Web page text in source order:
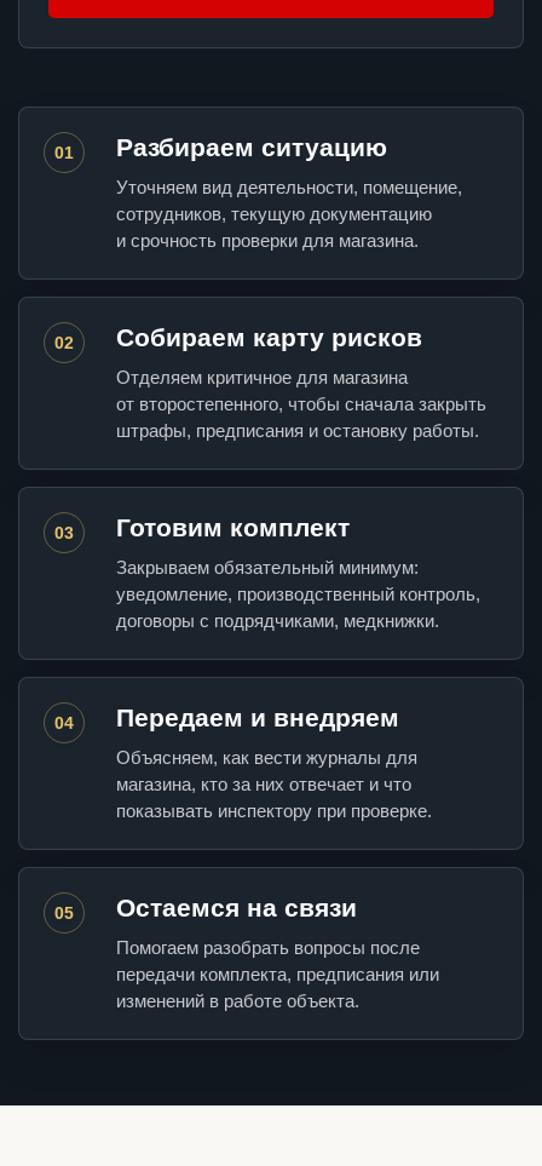
01 Разбираем ситуацию
Уточняем вид деятельности, помещение,
сотрудников, текущую документацию
и срочность проверки для магазина.
02 Собираем карту рисков
Отделяем критичное для магазина
от второстепенного, чтобы сначала закрыть
штрафы, предписания и остановку работы.
03 Готовим комплект
Закрываем обязательный минимум:
уведомление, производственный контроль,
договоры с подрядчиками, медкнижки.
04 Передаем и внедряем
Объясняем, как вести журналы для
магазина, кто за них отвечает и что
показывать инспектору при проверке.
05 Остаемся на связи
Помогаем разобрать вопросы после
передачи комплекта, предписания или
изменений в работе объекта.